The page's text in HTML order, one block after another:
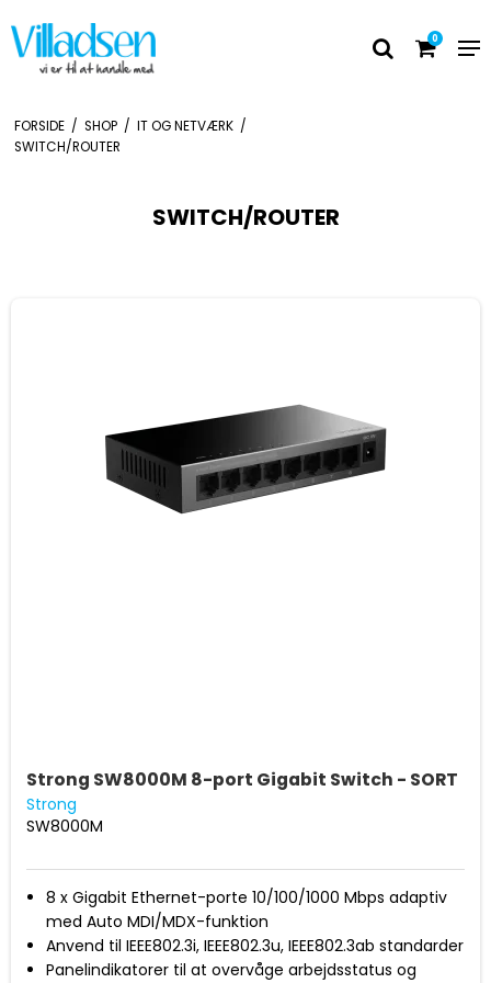
0
FORSIDE / SHOP / IT OG NETVÆRK /
SWITCH/ROUTER
SWITCH/ROUTER
Strong SW8000M 8-port Gigabit Switch - SORT
Strong
SW8000M
8 x Gigabit Ethernet-porte 10/100/1000 Mbps adaptiv
med Auto MDI/MDX-funktion
Anvend til IEEE802.3i, IEEE802.3u, IEEE802.3ab standarder
Panelindikatorer til at overvåge arbejdsstatus og